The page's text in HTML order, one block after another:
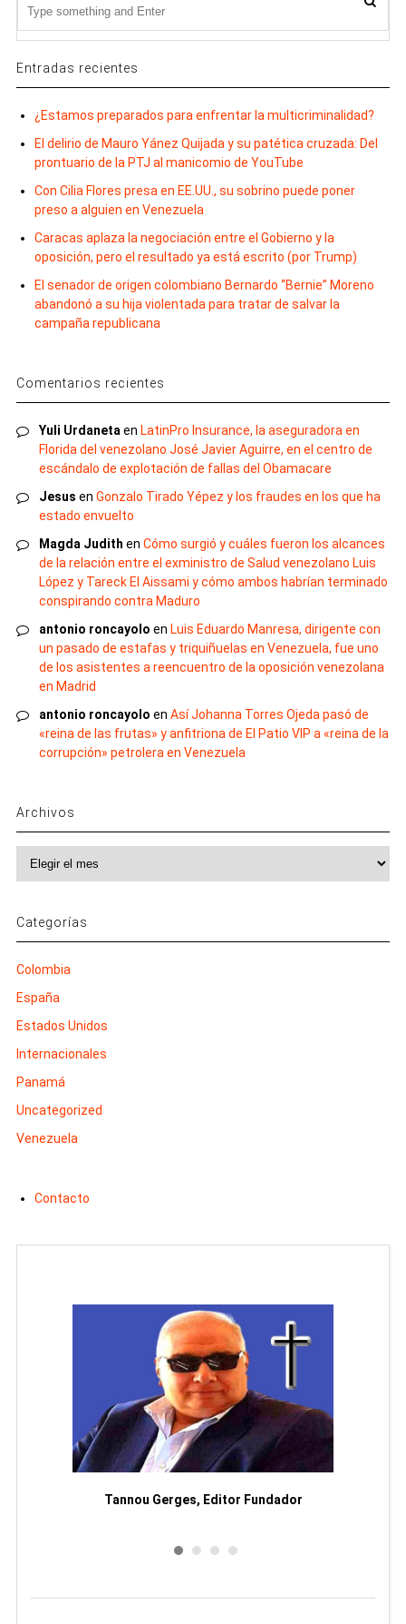
Entradas recientes
¿Estamos preparados para enfrentar la multicriminalidad?
El delirio de Mauro Yánez Quijada y su patética cruzada: Del
prontuario de la PTJ al manicomio de YouTube
Con Cilia Flores presa en EE.UU., su sobrino puede poner
preso a alguien en Venezuela
Caracas aplaza la negociación entre el Gobierno y la
oposición, pero el resultado ya está escrito (por Trump)
El senador de origen colombiano Bernardo “Bernie” Moreno
abandonó a su hija violentada para tratar de salvar la
campaña republicana
Comentarios recientes
Yuli Urdaneta en LatinPro Insurance, la aseguradora en
Florida del venezolano José Javier Aguirre, en el centro de
escándalo de explotación de fallas del Obamacare
Jesus en Gonzalo Tirado Yépez y los fraudes en los que ha
estado envuelto
Magda Judith en Cómo surgió y cuáles fueron los alcances
de la relación entre el exministro de Salud venezolano Luis
López y Tareck El Aissami y cómo ambos habrían terminado
conspirando contra Maduro
antonio roncayolo en Luis Eduardo Manresa, dirigente con
un pasado de estafas y triquiñuelas en Venezuela, fue uno
de los asistentes a reencuentro de la oposición venezolana
en Madrid
antonio roncayolo en Así Johanna Torres Ojeda pasó de
«reina de las frutas» y anfitriona de El Patio VIP a «reina de la
corrupción» petrolera en Venezuela
Archivos
Categorías
Colombia
España
Estados Unidos
Internacionales
Panamá
Uncategorized
Venezuela
Contacto
Tannou Gerges, Editor Fundador